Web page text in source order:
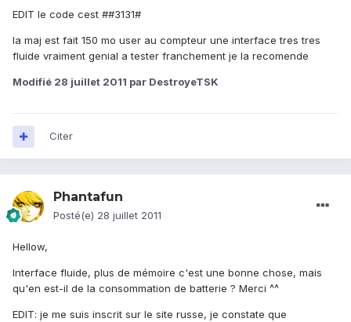
EDIT le code cest ##3131#
la maj est fait 150 mo user au compteur une interface tres tres
fluide vraiment genial a tester franchement je la recomende
Modifié 28 juillet 2011 par DestroyeTSK
Citer
Phantafun
Posté(e) 28 juillet 2011
Hellow,
Interface fluide, plus de mémoire c'est une bonne chose, mais
qu'en est-il de la consommation de batterie ? Merci ^^
EDIT: je me suis inscrit sur le site russe, je constate que